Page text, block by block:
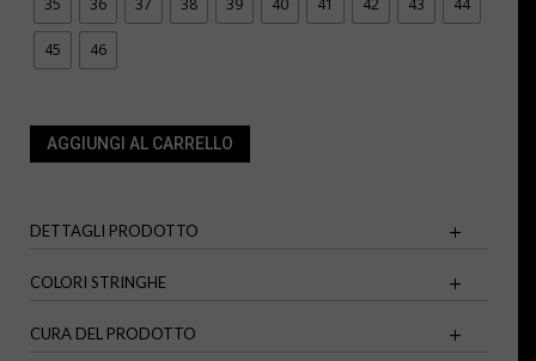
35 36 37 38 39 40 41 42 43 44
45 46
AGGIUNGI AL CARRELLO
DETTAGLI PRODOTTO
COLORI STRINGHE
CURA DEL PRODOTTO